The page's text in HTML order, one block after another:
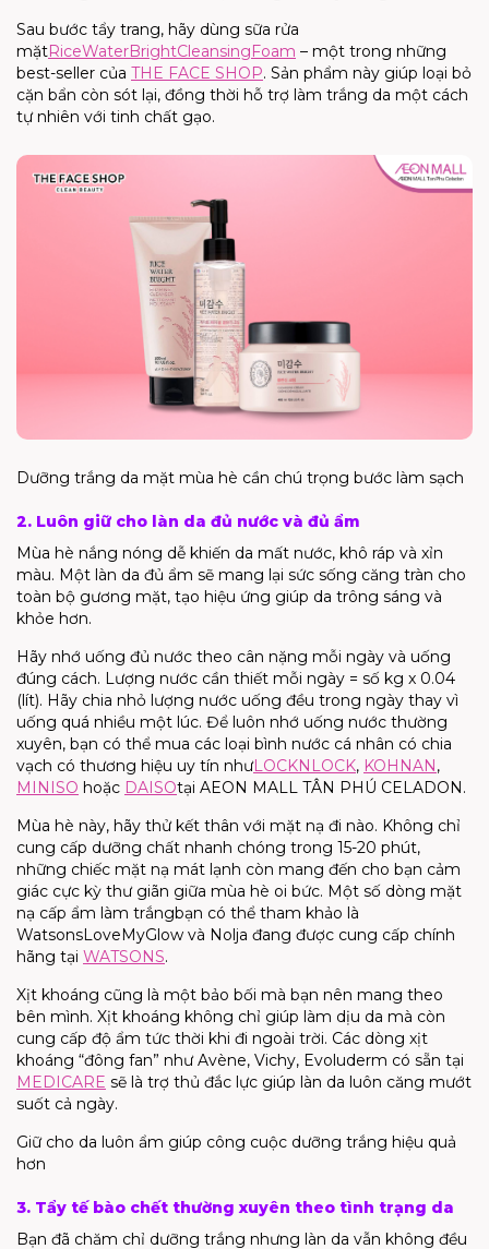
Sau bước tẩy trang, hãy dùng sữa rửa
mặtRiceWaterBrightCleansingFoam – một trong những
best-seller của THE FACE SHOP. Sản phẩm này giúp loại bỏ
cặn bẩn còn sót lại, đồng thời hỗ trợ làm trắng da một cách
tự nhiên với tinh chất gạo.
Dưỡng trắng da mặt mùa hè cần chú trọng bước làm sạch
2. Luôn giữ cho làn da đủ nước và đủ ẩm
Mùa hè nắng nóng dễ khiến da mất nước, khô ráp và xỉn
màu. Một làn da đủ ẩm sẽ mang lại sức sống căng tràn cho
toàn bộ gương mặt, tạo hiệu ứng giúp da trông sáng và
khỏe hơn.
Hãy nhớ uống đủ nước theo cân nặng mỗi ngày và uống
đúng cách. Lượng nước cần thiết mỗi ngày = số kg x 0.04
(lít). Hãy chia nhỏ lượng nước uống đều trong ngày thay vì
uống quá nhiều một lúc. Để luôn nhớ uống nước thường
xuyên, bạn có thể mua các loại bình nước cá nhân có chia
vạch có thương hiệu uy tín nhưLOCKNLOCK, KOHNAN,
MINISO hoặc DAISOtại AEON MALL TÂN PHÚ CELADON.
Mùa hè này, hãy thử kết thân với mặt nạ đi nào. Không chỉ
cung cấp dưỡng chất nhanh chóng trong 15-20 phút,
những chiếc mặt nạ mát lạnh còn mang đến cho bạn cảm
giác cực kỳ thư giãn giữa mùa hè oi bức. Một số dòng mặt
nạ cấp ẩm làm trắngbạn có thể tham khảo là
WatsonsLoveMyGlow và Nolja đang được cung cấp chính
hãng tại WATSONS.
Xịt khoáng cũng là một bảo bối mà bạn nên mang theo
bên mình. Xịt khoáng không chỉ giúp làm dịu da mà còn
cung cấp độ ẩm tức thời khi đi ngoài trời. Các dòng xịt
khoáng “đông fan” nhưAvène, Vichy, Evoluderm có sẵn tại
MEDICARE sẽ là trợ thủ đắc lực giúp làn da luôn căng mướt
suốt cả ngày.
Giữ cho da luôn ẩm giúp công cuộc dưỡng trắng hiệu quả
hơn
3. Tẩy tế bào chết thường xuyên theo tình trạng da
Bạn đã chăm chỉ dưỡng trắng nhưng làn da vẫn không đều